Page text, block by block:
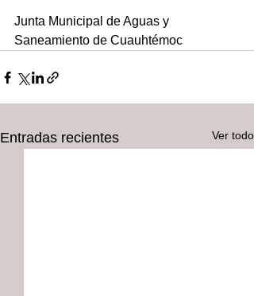
Junta Municipal de Aguas y
Saneamiento de Cuauhtémoc
Entradas recientes Ver todo